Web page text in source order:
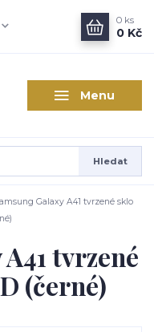
Menu
Hledat
0 ks
0 Kč
Galaxy A41 tvrzené sklo
tvrzené
(černé)